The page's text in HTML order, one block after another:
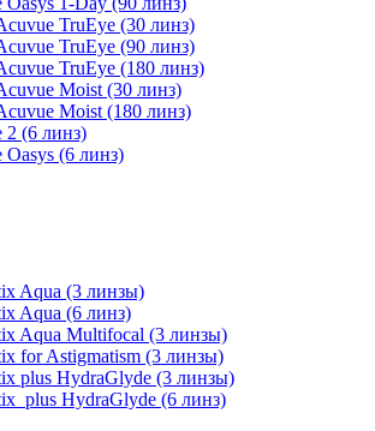
TruEye (30 линз)
TruEye (90 линз)
TruEye (180 линз)
Moist (30 линз)
Moist (180 линз)
2 (6 линз)
Oasys (6 линз)
Aqua (3 линзы)
Aqua (6 линз)
Aqua Multifocal (3 линзы)
for Astigmatism (3 линзы)
plus HydraGlyde (3 линзы)
plus HydraGlyde (6 линз)